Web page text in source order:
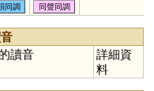
同調 同聲同調
讀音
詳細資
料